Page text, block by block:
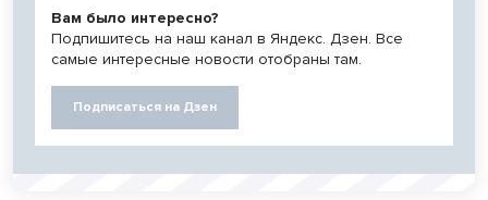
Вам было интересно?
Подпишитесь на наш канал в Яндекс. Дзен. Все
самые интересные новости отобраны там.
Подписаться на Дзен